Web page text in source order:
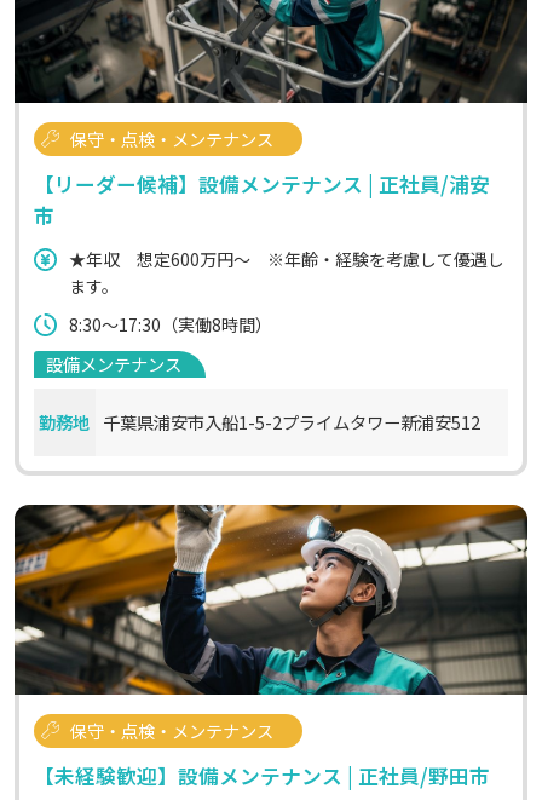
保守・点検・メンテナンス
【リーダー候補】設備メンテナンス | 正社員/浦安
市
★年収 想定600万円～ ※年齢・経験を考慮して優遇し
ます。
8:30～17:30（実働8時間）
設備メンテナンス
勤務地 千葉県浦安市入船1-5-2プライムタワー新浦安512
保守・点検・メンテナンス
【未経験歓迎】設備メンテナンス | 正社員/野田市